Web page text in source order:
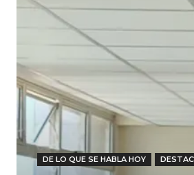
DE LO QUE SE HABLA HOY